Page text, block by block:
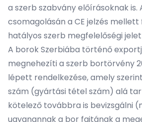
a szerb szabvány előírásoknak is.
csomagolásán a CE jelzés
hatályos szerb megfelelőségi jelet
A borok Szerbiába történő
megnehezíti a szerb bortörvény
lépett rendelkezése, amely
szám (gyártási tétel szám) alá
kötelező továbbra is bevizsgálni
ugyanannak a bor fajtának a